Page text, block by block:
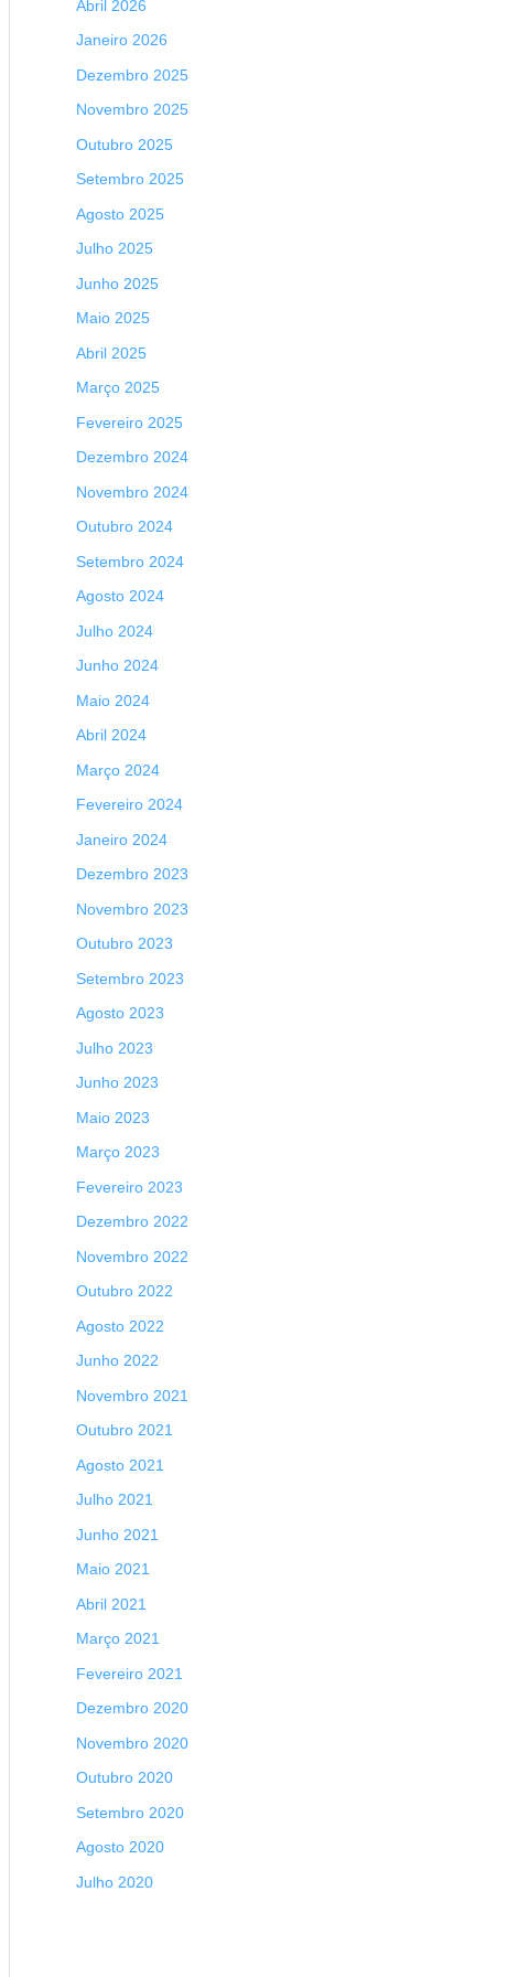
Abril 2026
Janeiro 2026
Dezembro 2025
Novembro 2025
Outubro 2025
Setembro 2025
Agosto 2025
Julho 2025
Junho 2025
Maio 2025
Abril 2025
Março 2025
Fevereiro 2025
Dezembro 2024
Novembro 2024
Outubro 2024
Setembro 2024
Agosto 2024
Julho 2024
Junho 2024
Maio 2024
Abril 2024
Março 2024
Fevereiro 2024
Janeiro 2024
Dezembro 2023
Novembro 2023
Outubro 2023
Setembro 2023
Agosto 2023
Julho 2023
Junho 2023
Maio 2023
Março 2023
Fevereiro 2023
Dezembro 2022
Novembro 2022
Outubro 2022
Agosto 2022
Junho 2022
Novembro 2021
Outubro 2021
Agosto 2021
Julho 2021
Junho 2021
Maio 2021
Abril 2021
Março 2021
Fevereiro 2021
Dezembro 2020
Novembro 2020
Outubro 2020
Setembro 2020
Agosto 2020
Julho 2020